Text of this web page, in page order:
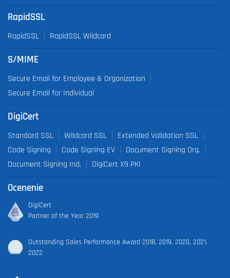
RapidSSL
RapidSSL RapidSSL Wildcard
S/MIME
Secure Email for Employee & Organization
Secure Email for Individual
DigiCert
Standard SSL Wildcard SSL
Extended Validation SSL
Code Signing
Code Signing EV
Document Signing Org.
Document Signing Ind.
DigiCert X9 PKI
Ocenenie
DigiCert
Partner of the Year 2019
Outstanding Sales Performance Award 2018, 2019, 2020, 2021,
2022